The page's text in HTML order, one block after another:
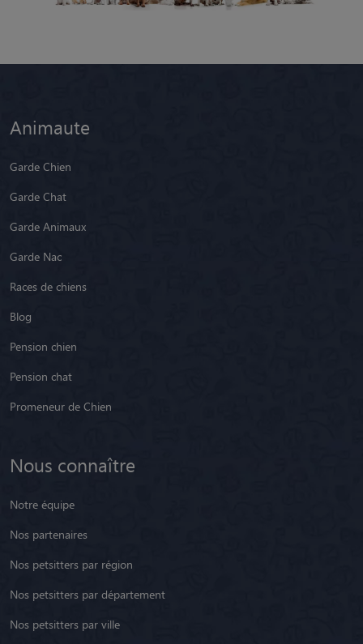
Animaute
Garde Chien
Garde Chat
Garde Animaux
Garde Nac
Races de chiens
Blog
Pension chien
Pension chat
Nous connaître
Notre équipe
Nos partenaires
Nos petsitters par région
Nos petsitters par département